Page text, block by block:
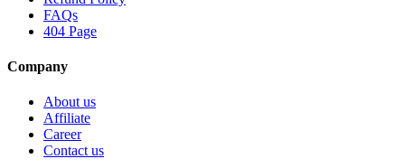
FAQs
404 Page
Company
About us
Affiliate
Career
Contact us